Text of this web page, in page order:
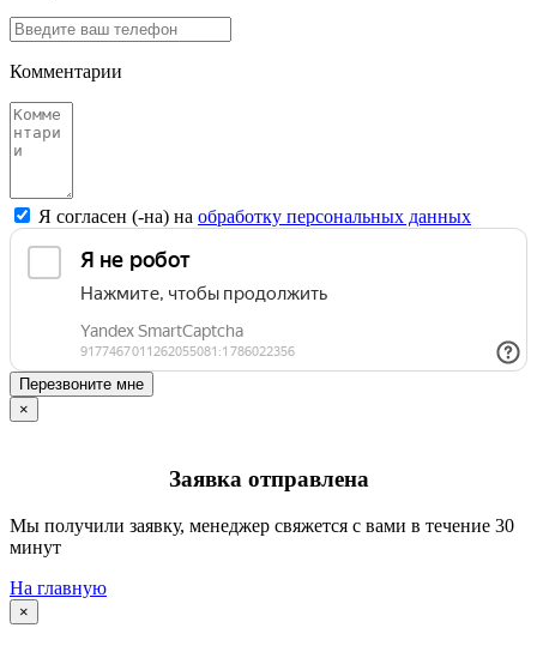
Комментарии
Я согласен (-на) на обработку персональных данных
Перезвоните мне
×
Заявка отправлена
Мы получили заявку, менеджер свяжется с вами в течение 30
минут
На главную
×